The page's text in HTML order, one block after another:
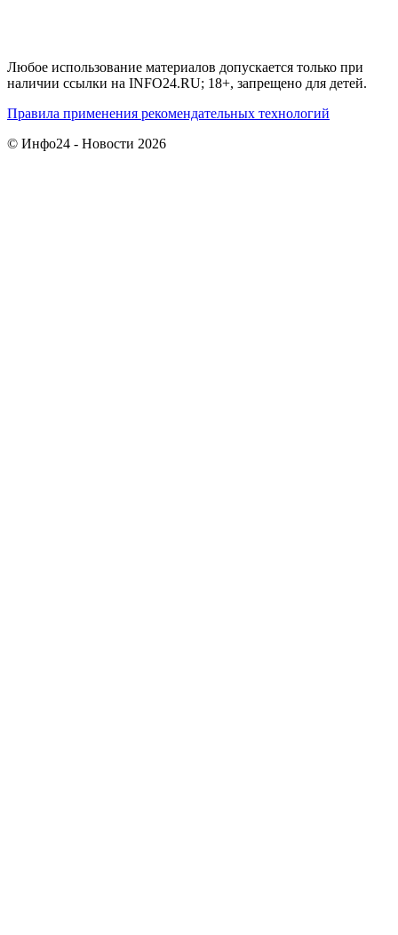
Любое использование материалов допускается только при
наличии ссылки на INFO24.RU; 18+, запрещено для детей.
Правила применения рекомендательных технологий
© Инфо24 - Новости 2026